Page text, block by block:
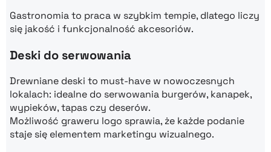
Gastronomia to praca w szybkim tempie, dlatego liczy
się jakość i funkcjonalność akcesoriów.
Deski do serwowania
Drewniane deski to must-have w nowoczesnych
lokalach: idealne do serwowania burgerów, kanapek,
wypieków, tapas czy deserów.
Możliwość graweru logo sprawia, że każde podanie
staje się elementem marketingu wizualnego.